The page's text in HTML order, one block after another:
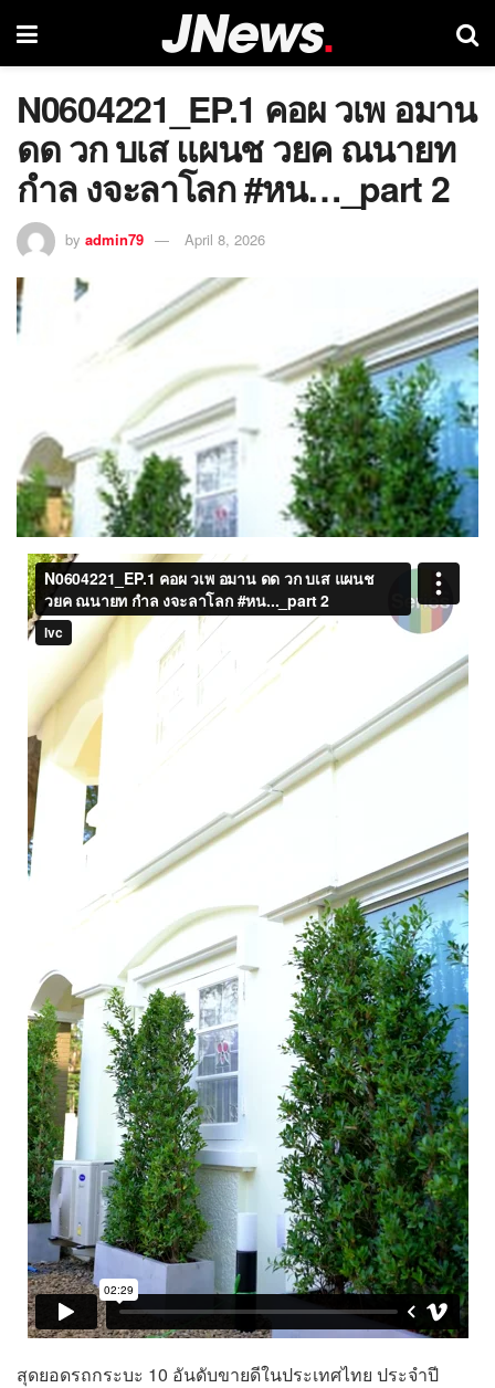
N0604221_EP.1 คอผ วเพ อมาน
ดด วก บเส แผนช วยค ณนายท
กำล งจะลาโลก #หน…_part 2
by admin79 April 8, 2026
สุดยอดรถกระบะ 10 อันดับขายดีในประเทศไทย ประจำปี